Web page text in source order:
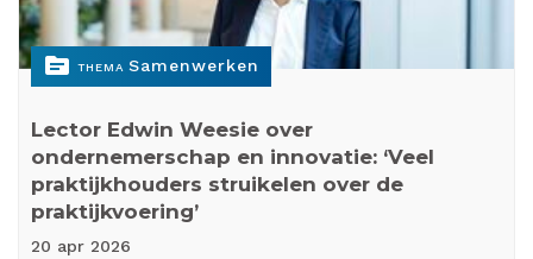
topic THEMA Samenwerken
Lector Edwin Weesie over
ondernemerschap en innovatie: ‘Veel
praktijkhouders struikelen over de
praktijkvoering’
20 apr 2026